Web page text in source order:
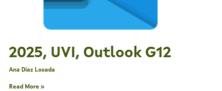
2025, UVI, Outlook G12
Ana Díaz Losada
Read More »